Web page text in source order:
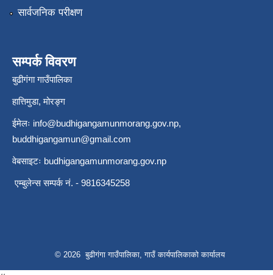
सार्वजनिक परीक्षण
सम्पर्क विवरण
बुढीगंगा गाउँपालिका
हात्तिमुडा, मोरङ्ग
ईमेलः info@budhigangamunmorang.gov.np,
buddhigangamun@gmail.com
वेबसाइटः budhigangamunmorang.gov.np
एम्बुलेन्स सम्पर्क नं. - 9816345258
© 2026 बुढीगंगा गाउँपालिका, गाउँ कार्यपालिकाको कार्यालय